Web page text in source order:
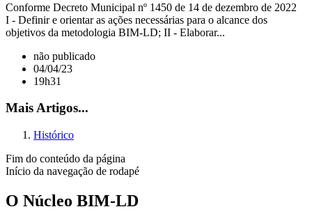
Conforme Decreto Municipal nº 1450 de 14 de dezembro de 2022
I - Definir e orientar as ações necessárias para o alcance dos
objetivos da metodologia BIM-LD; II - Elaborar...
não publicado
04/04/23
19h31
Mais Artigos...
Histórico
Fim do conteúdo da página
Início da navegação de rodapé
O Núcleo BIM-LD